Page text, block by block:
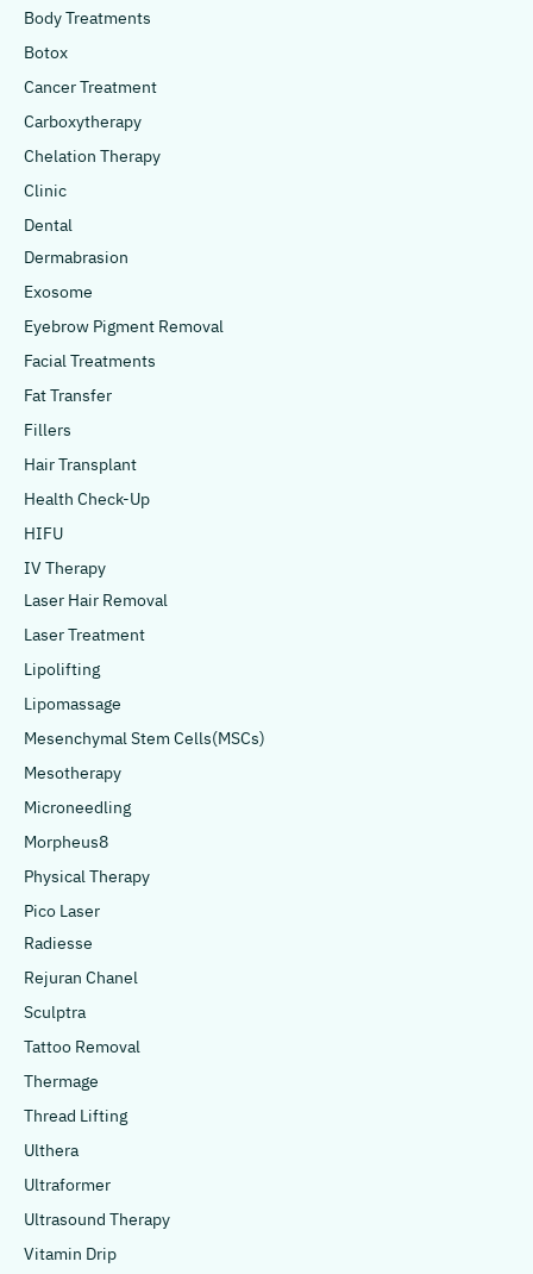
Body Treatments
Botox
Cancer Treatment
Carboxytherapy
Chelation Therapy
Clinic
Dental
Dermabrasion
Exosome
Eyebrow Pigment Removal
Facial Treatments
Fat Transfer
Fillers
Hair Transplant
Health Check-Up
HIFU
IV Therapy
Laser Hair Removal
Laser Treatment
Lipolifting
Lipomassage
Mesenchymal Stem Cells(MSCs)
Mesotherapy
Microneedling
Morpheus8
Physical Therapy
Pico Laser
Radiesse
Rejuran Chanel
Sculptra
Tattoo Removal
Thermage
Thread Lifting
Ulthera
Ultraformer
Ultrasound Therapy
Vitamin Drip